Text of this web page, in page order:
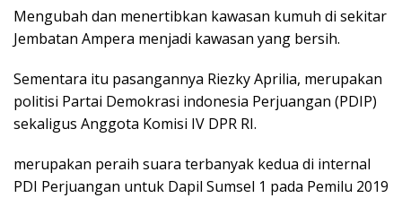
Mengubah dan menertibkan kawasan kumuh di sekitar
Jembatan Ampera menjadi kawasan yang bersih.
Sementara itu pasangannya Riezky Aprilia, merupakan
politisi Partai Demokrasi indonesia Perjuangan (PDIP)
sekaligus Anggota Komisi IV DPR RI.
merupakan peraih suara terbanyak kedua di internal
PDI Perjuangan untuk Dapil Sumsel 1 pada Pemilu 2019